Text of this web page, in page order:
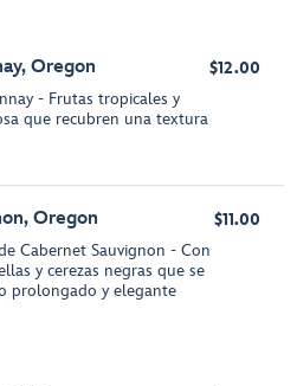
Oregon
- Frutas tropicales y
que recubren una textura
$12.00
Oregon
Cabernet Sauvignon - Con
y cerezas negras que se
prolongado y elegante
$11.00